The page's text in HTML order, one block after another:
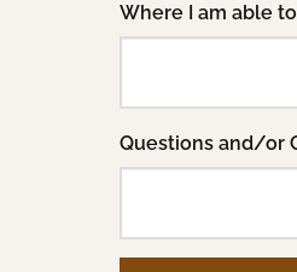
Where I am able
Questions and/or